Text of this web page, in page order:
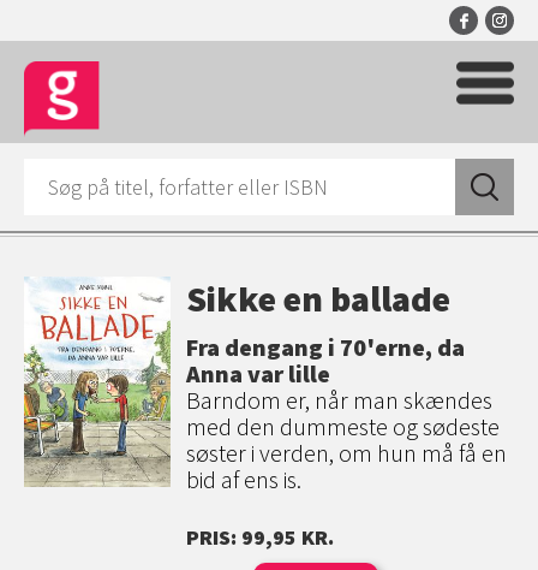
Sikke en ballade
Fra dengang i 70'erne, da
Anna var lille
Barndom er, når man skændes
med den dummeste og sødeste
søster i verden, om hun må få en
bid af ens is.
PRIS: 99,95 KR.